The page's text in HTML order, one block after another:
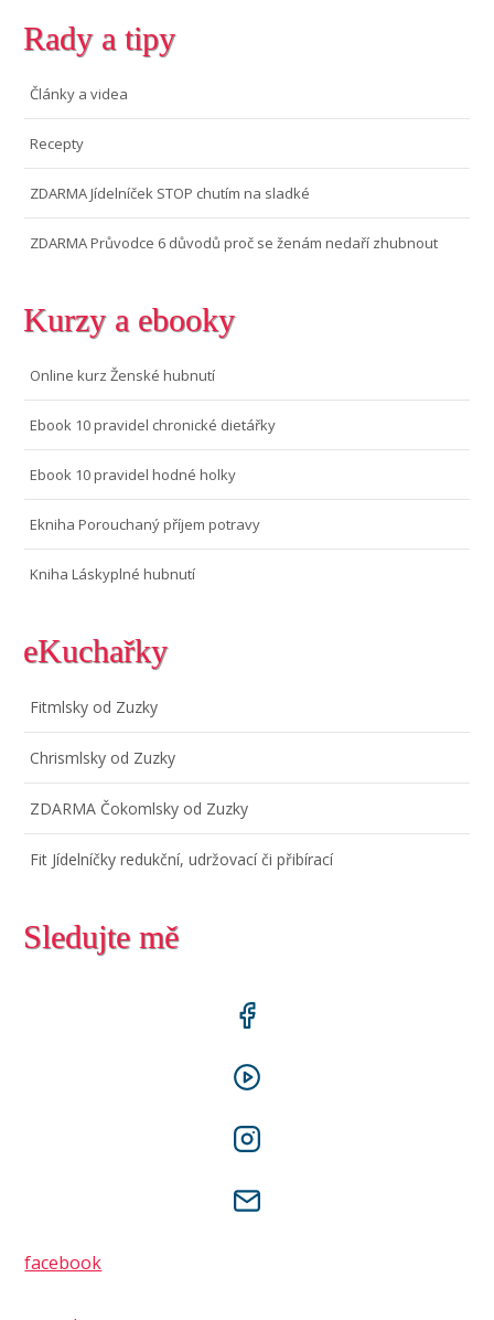
Rady a tipy
Články a videa
Recepty
ZDARMA Jídelníček STOP chutím na sladké
ZDARMA Průvodce 6 důvodů proč se ženám nedaří zhubnout
Kurzy a ebooky
Online kurz Ženské hubnutí
Ebook 10 pravidel chronické dietářky
Ebook 10 pravidel hodné holky
Ekniha Porouchaný příjem potravy
Kniha Láskyplné hubnutí
eKuchařky
Fitmlsky od Zuzky
Chrismlsky od Zuzky
ZDARMA Čokomlsky od Zuzky
Fit Jídelníčky redukční, udržovací či přibírací
Sledujte mě
facebook